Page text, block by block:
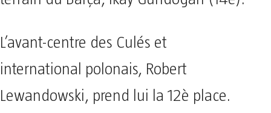
L’avant-centre des Culés et
international polonais, Robert
Lewandowski, prend lui la 12è place.